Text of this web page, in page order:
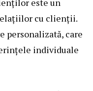
este un
cu clienții.
personalizată, care
individuale